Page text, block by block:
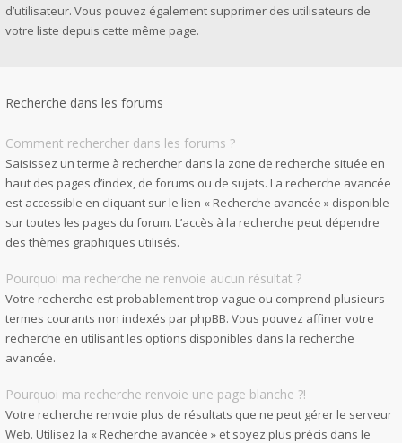
d’utilisateur. Vous pouvez également supprimer des utilisateurs de
votre liste depuis cette même page.
Recherche dans les forums
Comment rechercher dans les forums ?
Saisissez un terme à rechercher dans la zone de recherche située en
haut des pages d’index, de forums ou de sujets. La recherche avancée
est accessible en cliquant sur le lien « Recherche avancée » disponible
sur toutes les pages du forum. L’accès à la recherche peut dépendre
des thèmes graphiques utilisés.
Pourquoi ma recherche ne renvoie aucun résultat ?
Votre recherche est probablement trop vague ou comprend plusieurs
termes courants non indexés par phpBB. Vous pouvez affiner votre
recherche en utilisant les options disponibles dans la recherche
avancée.
Pourquoi ma recherche renvoie une page blanche ?!
Votre recherche renvoie plus de résultats que ne peut gérer le serveur
Web. Utilisez la « Recherche avancée » et soyez plus précis dans le